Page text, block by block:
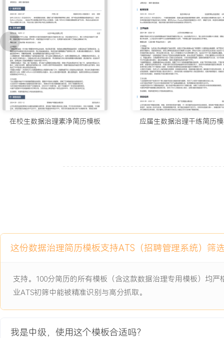
敏感信息；制定数据分级分类清单，并与技术团队合作落实脱敏与
行权限审计与策略复核，确保数据访问合规，在XXX次内外部审计
6.数据治理培训：为推动数据治理意识普及，面向业务与技术团队组
程培训；编写操作手册与案例集，制作标准与质量规则的解读材料
通渠道，解答日常疑问，累计培训覆盖XXX人次，一线团队主动上
XXX%。
工作业绩：
1.完成公司级数据资产盘点，建立包含XXX项数据实体的资产目录，
XXX%。
2024-09 - 2025-12 企业主数据平台建设项目
动协同困难，直接影响到货准确率与促销成本。项目旨在构建统一
在校生数据治理素净简历模板 应届生数据治理干练简历
这份数据治理简历模板支持ATS（招聘管理系统）筛
支持。100分简历的所有模板（含这款数据治理专用模板）均
业ATS初筛中能被精准识别与高分抓取。
我是中级，使用这个模板合适吗？